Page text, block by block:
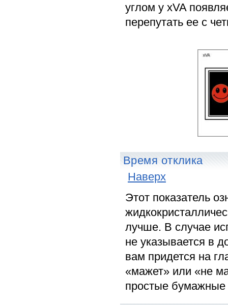
углом у xVA
перепутать ее с
Время отклика
Наверх
Этот показатель
лучше. В случае
не указывается в
вам придется на
«мажет» или «не
простые бумажные